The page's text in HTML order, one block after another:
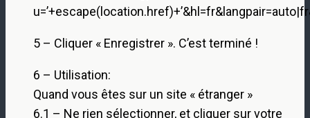
5 – Cliquer « Enregistrer ». C’est terminé !
6 – Utilisation:
Quand vous êtes sur un site « étranger »
6.1 – Ne rien sélectionner, et cliquer sur votre